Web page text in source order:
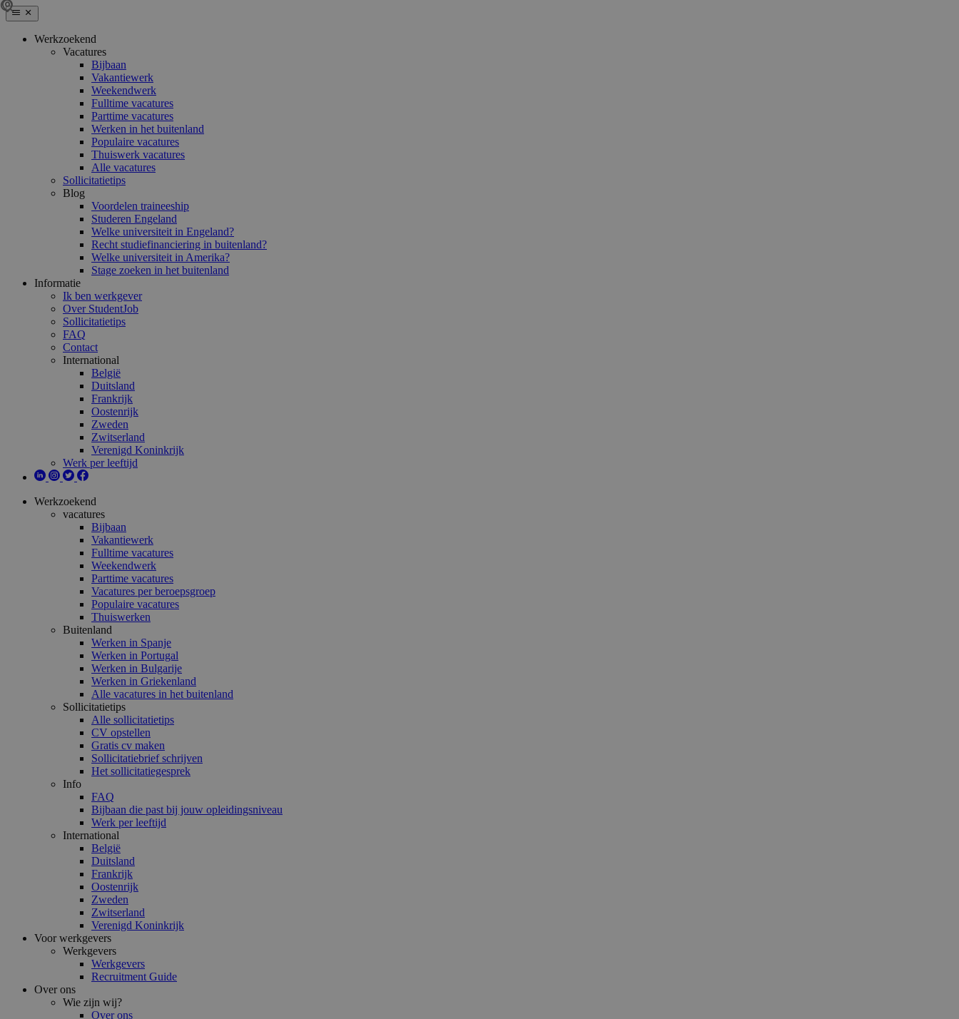
Werkzoekend
Vacatures
Bijbaan
Vakantiewerk
Weekendwerk
Fulltime vacatures
Parttime vacatures
Werken in het buitenland
Populaire vacatures
Thuiswerk vacatures
Alle vacatures
Sollicitatietips
Blog
Voordelen traineeship
Studeren Engeland
Welke universiteit in Engeland?
Recht studiefinanciering in buitenland?
Welke universiteit in Amerika?
Stage zoeken in het buitenland
Informatie
Ik ben werkgever
Over StudentJob
Sollicitatietips
FAQ
Contact
International
België
Duitsland
Frankrijk
Oostenrijk
Zweden
Zwitserland
Verenigd Koninkrijk
Werk per leeftijd
Werkzoekend
vacatures
Bijbaan
Vakantiewerk
Fulltime vacatures
Weekendwerk
Parttime vacatures
Vacatures per beroepsgroep
Populaire vacatures
Thuiswerken
Buitenland
Werken in Spanje
Werken in Portugal
Werken in Bulgarije
Werken in Griekenland
Alle vacatures in het buitenland
Sollicitatietips
Alle sollicitatietips
CV opstellen
Gratis cv maken
Sollicitatiebrief schrijven
Het sollicitatiegesprek
Info
FAQ
Bijbaan die past bij jouw opleidingsniveau
Werk per leeftijd
International
België
Duitsland
Frankrijk
Oostenrijk
Zweden
Zwitserland
Verenigd Koninkrijk
Voor werkgevers
Werkgevers
Werkgevers
Recruitment Guide
Over ons
Wie zijn wij?
Over ons